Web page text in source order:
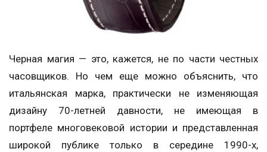
Черная магия — это, кажется, не по части честных
часовщиков. Но чем еще можно объяснить, что
итальянская марка, практически не изменяющая
дизайну 70-летней давности, не имеющая в
портфеле многовековой истории и представленная
широкой публике только в середине 1990-х,